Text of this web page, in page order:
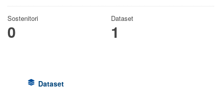
Sostenitori
0
Dataset
1
Dataset